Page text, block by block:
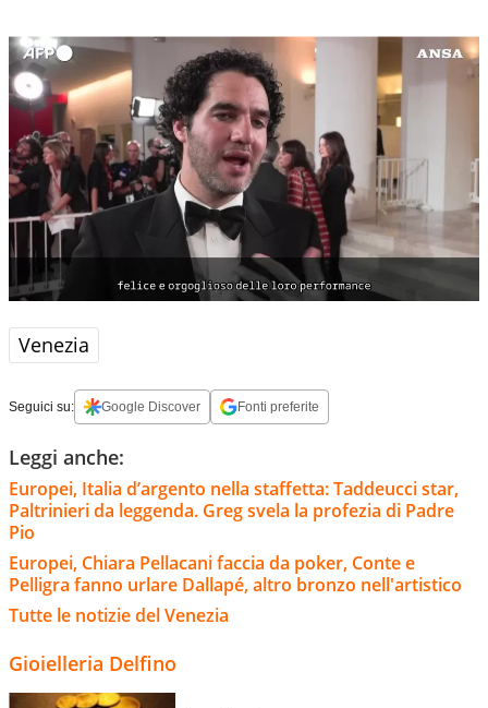
Venezia
Seguici su: Google Discover Fonti preferite
Leggi anche:
Europei, Italia d’argento nella staffetta: Taddeucci star,
Paltrinieri da leggenda. Greg svela la profezia di Padre
Pio
Europei, Chiara Pellacani faccia da poker, Conte e
Pelligra fanno urlare Dallapé, altro bronzo nell'artistico
Tutte le notizie del Venezia
Gioielleria Delfino